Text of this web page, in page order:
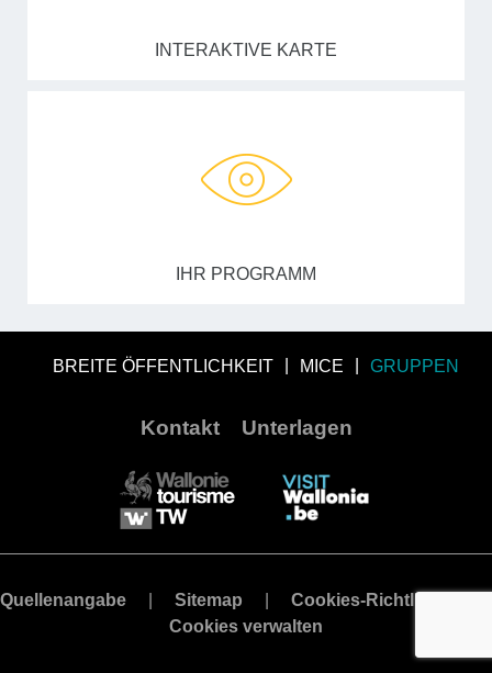
INTERAKTIVE KARTE
IHR PROGRAMM
BREITE ÖFFENTLICHKEIT MICE GRUPPEN
Kontakt Unterlagen
Quellenangabe Sitemap
Cookies-Richtlinie
Cookies verwalten